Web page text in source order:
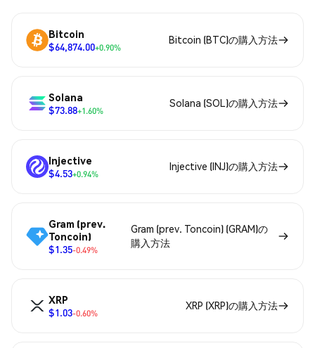
Bitcoin
$64,874.00+0.90%
Bitcoin (BTC)の購入方法
Solana
$73.88+1.60%
Solana (SOL)の購入方法
Injective
$4.53+0.94%
Injective (INJ)の購入方法
Gram (prev.
Toncoin)
$1.35-0.49%
Gram (prev. Toncoin) (GRAM)の
購入方法
XRP
$1.03-0.60%
XRP (XRP)の購入方法